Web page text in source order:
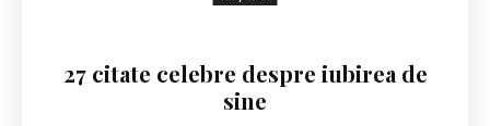
27 citate celebre despre iubirea de
sine